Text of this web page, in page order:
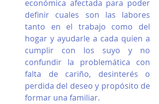
económica afectada para poder
definir cuales son las labores
tanto en el trabajo como del
hogar y ayudarle a cada quien a
cumplir con los suyo y no
confundir la problemática con
falta de cariño, desinterés o
perdida del deseo y propósito de
formar una familiar.